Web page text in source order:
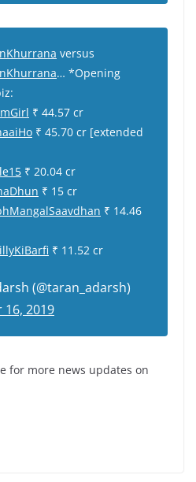
versus
… *Opening
₹ 44.57 cr
₹ 45.70 cr [extended
₹ 20.04 cr
₹ 15 cr
₹ 14.46
₹ 11.52 cr
(@taran_adarsh)
2019
for more news updates on